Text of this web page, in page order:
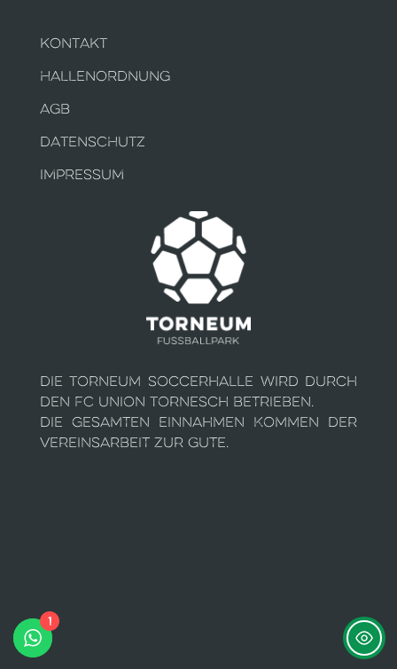
KONTAKT
HALLENORDNUNG
AGB
DATENSCHUTZ
IMPRESSUM
Die Torneum Soccerhalle wird durch
den FC Union Tornesch betrieben.
Die gesamten Einnahmen kommen der
Vereinsarbeit zur Gute.
1